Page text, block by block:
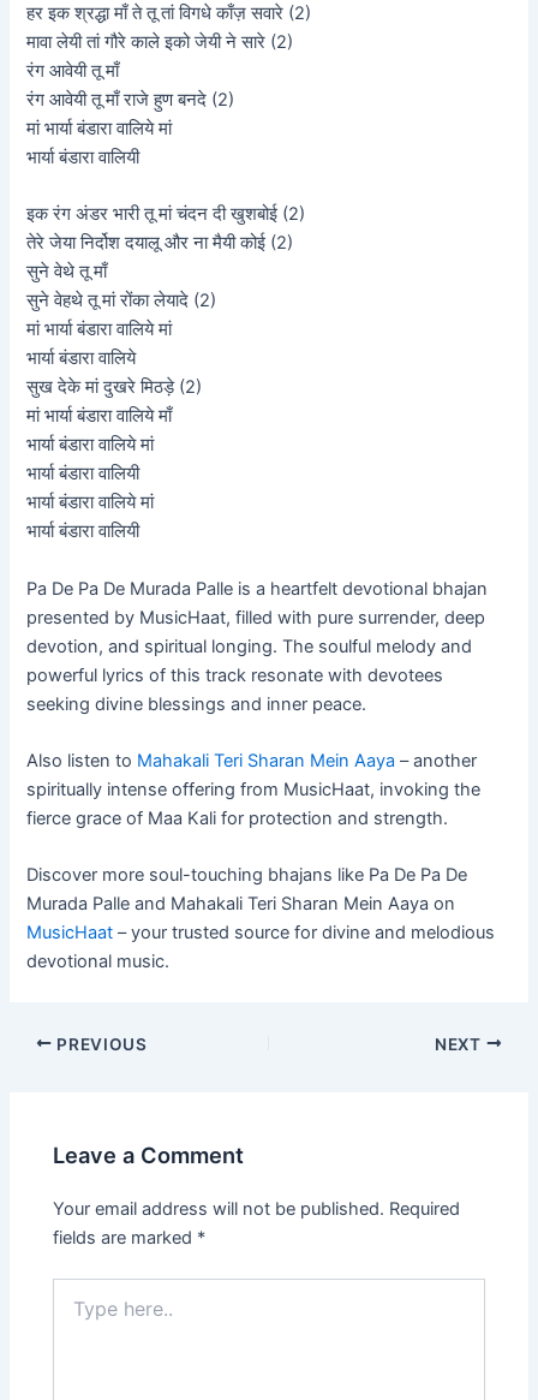
हर इक श्रद्धा माँ ते तू तां विगधे काँज़ सवारे (2)
मावा लेयी तां गौरे काले इको जेयी ने सारे (2)
रंग आवेयी तू माँ
रंग आवेयी तू माँ राजे हुण बनदे (2)
मां भार्या बंडारा वालिये मां
भार्या बंडारा वालियी
इक रंग अंडर भारी तू मां चंदन दी खुशबोई (2)
तेरे जेया निर्दोश दयालू और ना मैयी कोई (2)
सुने वेथे तू माँ
सुने वेहथे तू मां रोंका लेयादे (2)
मां भार्या बंडारा वालिये मां
भार्या बंडारा वालिये
सुख देके मां दुखरे मिठड़े (2)
मां भार्या बंडारा वालिये माँ
भार्या बंडारा वालिये मां
भार्या बंडारा वालियी
भार्या बंडारा वालिये मां
भार्या बंडारा वालियी
Pa De Pa De Murada Palle is a heartfelt devotional bhajan
presented by MusicHaat, filled with pure surrender, deep
devotion, and spiritual longing. The soulful melody and
powerful lyrics of this track resonate with devotees
seeking divine blessings and inner peace.
Also listen to Mahakali Teri Sharan Mein Aaya – another
spiritually intense offering from MusicHaat, invoking the
fierce grace of Maa Kali for protection and strength.
Discover more soul-touching bhajans like Pa De Pa De
Murada Palle and Mahakali Teri Sharan Mein Aaya on
MusicHaat – your trusted source for divine and melodious
devotional music.
PREVIOUS NEXT
Leave a Comment
Your email address will not be published. Required
fields are marked *
here..